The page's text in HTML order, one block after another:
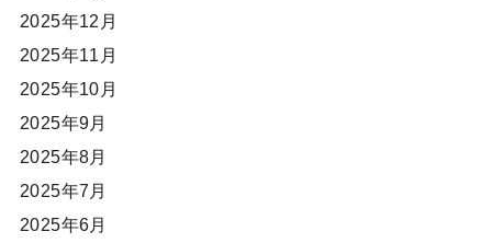
2025年12月
2025年11月
2025年10月
2025年9月
2025年8月
2025年7月
2025年6月